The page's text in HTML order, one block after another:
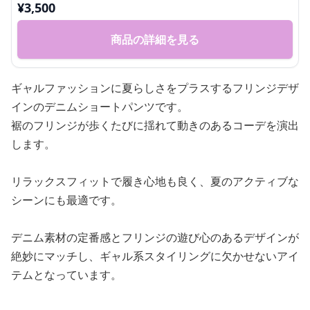
¥3,500
商品の詳細を見る
ギャルファッションに夏らしさをプラスするフリンジデザ
インのデニムショートパンツです。
裾のフリンジが歩くたびに揺れて動きのあるコーデを演出
します。
リラックスフィットで履き心地も良く、夏のアクティブな
シーンにも最適です。
デニム素材の定番感とフリンジの遊び心のあるデザインが
絶妙にマッチし、ギャル系スタイリングに欠かせないアイ
テムとなっています。